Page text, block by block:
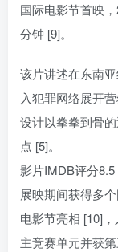
国际电影节首映
分钟 [9]。
该片讲述在东南
入犯罪网络展开
设计以拳拳到骨
点 [5]。
影片IMDB评分8.5
展映期间获得多
电影节亮相 [10]
主竞赛单元并获